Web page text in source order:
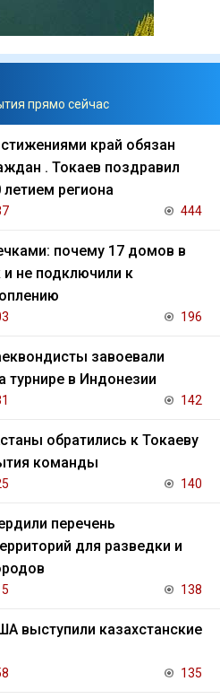
прямо сейчас
край обязан
. Токаев поздравил
региона
444
почему 17 домов в
не подключили к
196
завоевали
турнире в Индонезии
142
обратились к Токаеву
команды
140
перечень
для разведки и
138
выступили казахстанские
135